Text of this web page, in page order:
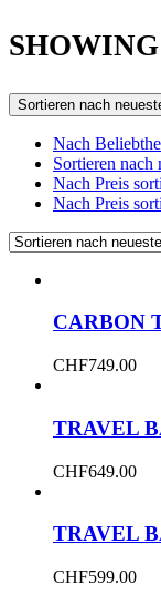
Sortieren nach
Nach
Sortieren nach
Nach Preis
Nach Preis
CARBON
CHF749.00
TRAVEL
CHF649.00
TRAVEL
CHF599.00